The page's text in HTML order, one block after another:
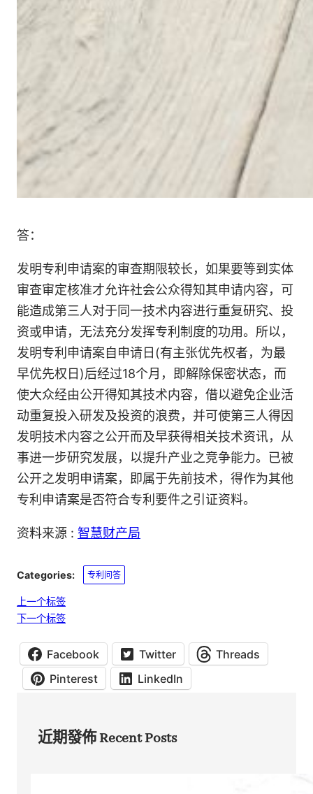
答：
发明专利申请案的审查期限较长，如果要等到实体
审查审定核准才允许社会公众得知其申请内容，可
能造成第三人对于同一技术内容进行重复研究、投
资或申请，无法充分发挥专利制度的功用。所以，
发明专利申请案自申请日(有主张优先权者，为最
早优先权日)后经过18个月，即解除保密状态，而
使大众经由公开得知其技术内容，借以避免企业活
动重复投入研发及投资的浪费，并可使第三人得因
发明技术内容之公开而及早获得相关技术资讯，从
事进一步研究发展，以提升产业之竞争能力。已被
公开之发明申请案，即属于先前技术，得作为其他
专利申请案是否符合专利要件之引证资料。
资料来源 : 智慧财产局
Categories: 专利问答
上一个标签
下一个标签
Facebook Twitter
Threads
Pinterest
LinkedIn
近期發佈 Recent Posts